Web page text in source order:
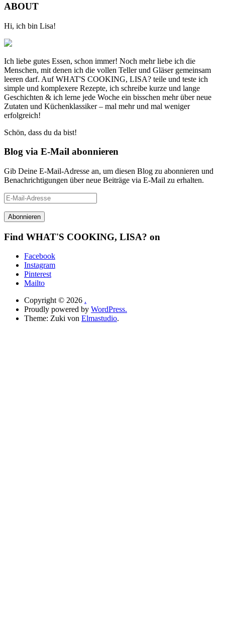
ABOUT
Hi, ich bin Lisa!
Ich liebe gutes Essen, schon immer! Noch mehr liebe ich die
Menschen, mit denen ich die vollen Teller und Gläser gemeinsam
leeren darf. Auf WHAT'S COOKING, LISA? teile und teste ich
simple und komplexere Rezepte, ich schreibe kurze und lange
Geschichten & ich lerne jede Woche ein bisschen mehr über neue
Zutaten und Küchenklassiker – mal mehr und mal weniger
erfolgreich!
Schön, dass du da bist!
Blog via E-Mail abonnieren
Gib Deine E-Mail-Adresse an, um diesen Blog zu abonnieren und
Benachrichtigungen über neue Beiträge via E-Mail zu erhalten.
E-
Mail-
Adresse
Find WHAT'S COOKING, LISA? on
Facebook
Instagram
Pinterest
Mailto
Copyright © 2026 .
Proudly powered by WordPress.
Theme: Zuki von Elmastudio.